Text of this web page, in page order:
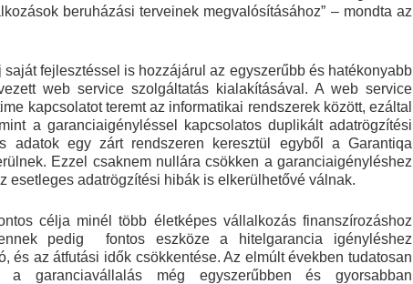
beruházási terveinek megvalósításához” – mondta az
saját fejlesztéssel is hozzájárul az egyszerűbb és hatékonyabb
web service szolgáltatás kialakításával. A web service
kapcsolatot teremt az informatikai rendszerek között, ezáltal
a garanciaigényléssel kapcsolatos duplikált adatrögzítési
adatok egy zárt rendszeren keresztül egyből a Garantiqa
Ezzel csaknem nullára csökken a garanciaigényléshez
esetleges adatrögzítési hibák is elkerülhetővé válnak.
célja minél több életképes vállalkozás finanszírozáshoz
pedig fontos eszköze a hitelgarancia igényléshez
és az átfutási idők csökkentése. Az elmúlt években tudatosan
a garanciavállalás még egyszerűbben és gyorsabban